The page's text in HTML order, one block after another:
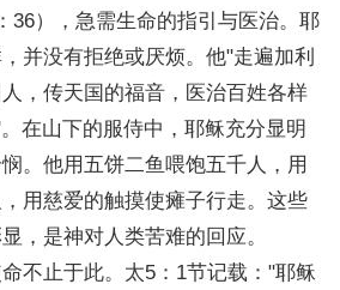
36），急需生命的指引与医治。耶
并没有拒绝或厌烦。他"走遍加利
，传天国的福音，医治百姓各样
在山下的服侍中，耶稣充分显明
。他用五饼二鱼喂饱五千人，用
用慈爱的触摸使瘫子行走。这些
，是神对人类苦难的回应。
止于此。太5：1节记载："耶稣